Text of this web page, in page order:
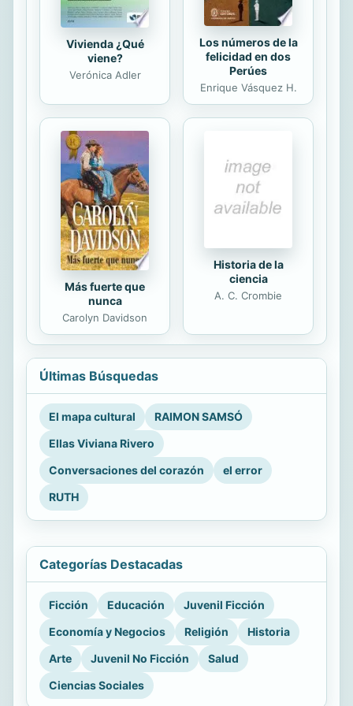
Vivienda ¿Qué
viene?
Verónica Adler
Los números de la
felicidad en dos
Perúes
Enrique Vásquez H.
Más fuerte que
nunca
Carolyn Davidson
Historia de la
ciencia
A. C. Crombie
Últimas Búsquedas
El mapa cultural
RAIMON SAMSÓ
Ellas Viviana Rivero
Conversaciones del corazón
el error
RUTH
Categorías Destacadas
Ficción Educación
Juvenil Ficción
Economía y Negocios
Religión
Historia
Arte
Juvenil No Ficción
Salud
Ciencias Sociales